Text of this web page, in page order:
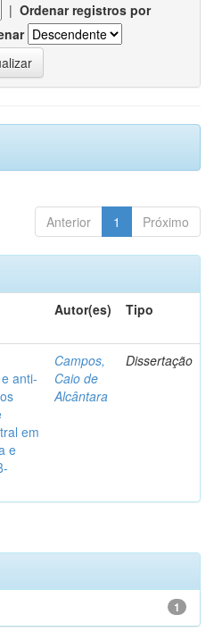
| Ordenar registros por
Anterior 1 Próximo
Autor(es) Tipo
anti-
em
e
Campos,
Caio de
Alcântara
Dissertação
1